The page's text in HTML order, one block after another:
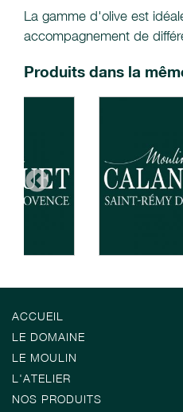
La gamme d'olive est
accompagnement de
Produits dans la
ACCUEIL
LE DOMAINE
LE MOULIN
L'ATELIER
NOS PRODUITS